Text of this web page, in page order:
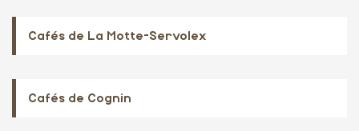
Cafés de La Motte-Servolex
Cafés de Cognin